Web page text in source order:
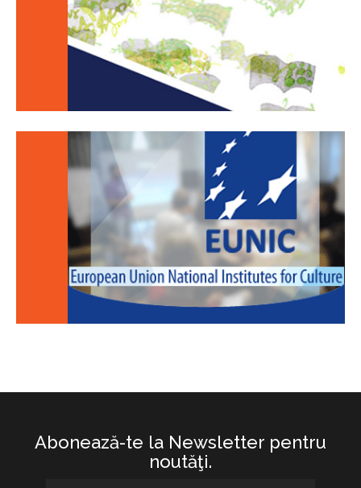
Abonează-te la Newsletter pentru
noutăţi.